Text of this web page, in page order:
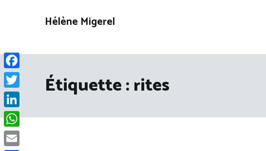
Hélène Migerel
Étiquette :rites
Facebook
Twitter
LinkedIn
WhatsApp